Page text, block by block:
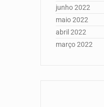
junho 2022
maio 2022
abril 2022
março 2022